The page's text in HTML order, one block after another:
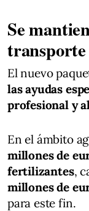
Se
El nuevo
las ayudas
profesional y
En el ámbito
millones de
fertilizantes,
millones de
para este fin.